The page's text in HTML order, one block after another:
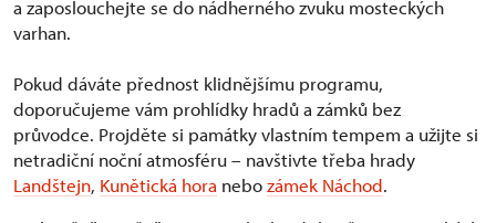
a zaposlouchejte se do nádherného zvuku mosteckých
varhan.
Pokud dáváte přednost klidnějšímu programu,
doporučujeme vám prohlídky hradů a zámků bez
průvodce. Projděte si památky vlastním tempem a užijte si
netradiční noční atmosféru – navštivte třeba hrady
Landštejn, Kunětická hora nebozámek Náchod.